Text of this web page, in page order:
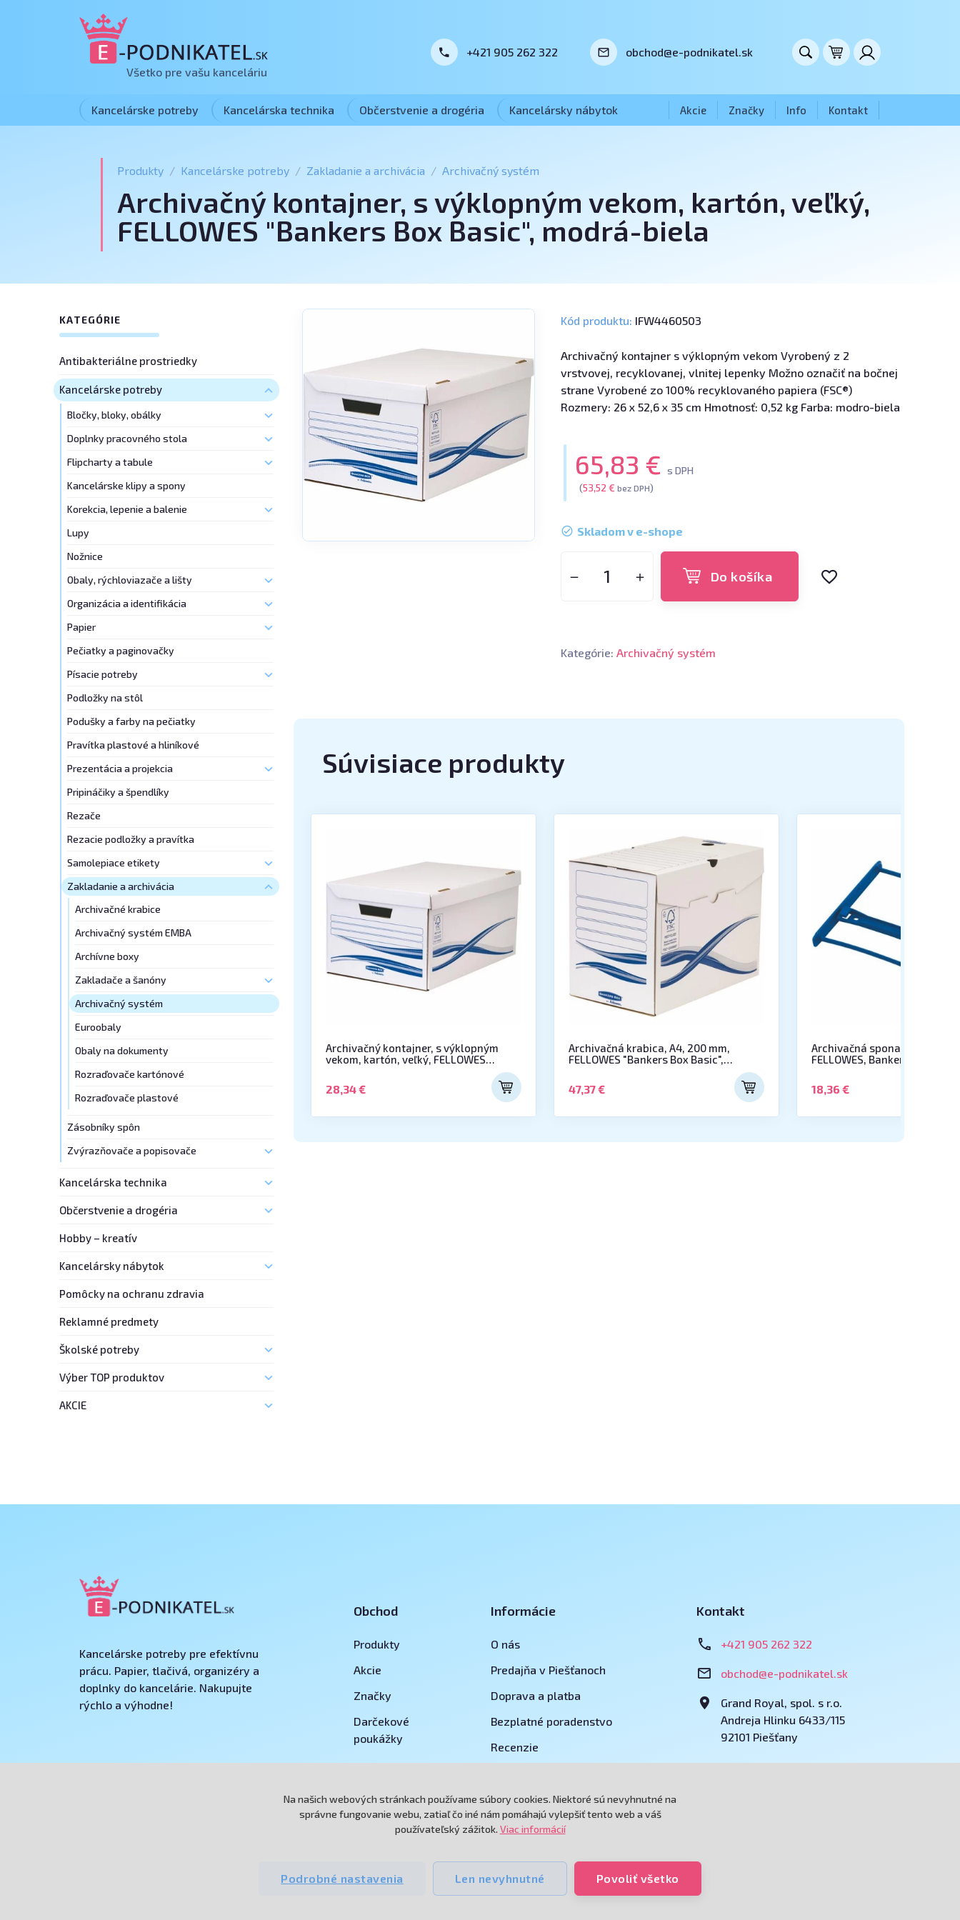
Všetko pre vašu kanceláriu
+421 905 262 322 obchod@e-podnikatel.sk
Kancelárske potreby Kancelárska technika Občerstvenie a drogéria Kancelársky nábytok Akcie Značky Info Kontakt
Produkty Kancelárske potreby Zakladanie a archivácia Archivačný systém
Archivačný kontajner, s výklopným vekom, kartón, veľký,
FELLOWES "Bankers Box Basic", modrá-biela
KATEGÓRIE
Antibakteriálne prostriedky
Kancelárske potreby
Bločky, bloky, obálky
Doplnky pracovného stola
Flipcharty a tabule
Kancelárske klipy a spony
Korekcia, lepenie a balenie
Lupy
Nožnice
Obaly, rýchloviazače a lišty
Organizácia a identifikácia
Papier
Pečiatky a paginovačky
Písacie potreby
Podložky na stôl
Podušky a farby na pečiatky
Pravítka plastové a hliníkové
Prezentácia a projekcia
Pripináčiky a špendlíky
Rezače
Rezacie podložky a pravítka
Samolepiace etikety
Zakladanie a archivácia
Archivačné krabice
Archivačný systém EMBA
Archívne boxy
Zakladače a šanóny
Archivačný systém
Euroobaly
Obaly na dokumenty
Rozraďovače kartónové
Rozraďovače plastové
Zásobníky spôn
Zvýrazňovače a popisovače
Kancelárska technika
Občerstvenie a drogéria
Hobby – kreatív
Kancelársky nábytok
Pomôcky na ochranu zdravia
Reklamné predmety
Školské potreby
Výber TOP produktov
AKCIE
Kód produktu: IFW4460503
Archivačný kontajner s výklopným vekom Vyrobený z 2
vrstvovej, recyklovanej, vlnitej lepenky Možno označiť na bočnej
strane Vyrobené zo 100% recyklovaného papiera (FSC®)
Rozmery: 26 x 52,6 x 35 cm Hmotnosť: 0,52 kg Farba: modro-biela
65,83 € s DPH
(53,52 € bez DPH)
Skladom v e-shope
Do košíka
Kategórie: Archivačný systém
Súvisiace produkty
Archivačný kontajner, s výklopným
vekom, kartón, veľký, FELLOWES
28,34 €
Archivačná krabica, A4, 200 mm,
FELLOWES "Bankers Box Basic",
47,37 €
Archivačná spona, plastová,
FELLOWES, Bankers Box®
18,36 €
Kancelárske potreby pre efektívnu
prácu. Papier, tlačivá, organizéry a
doplnky do kancelárie. Nakupujte
rýchlo a výhodne!
Obchod
Produkty
Akcie
Značky
Darčekové
poukážky
Informácie
O nás
Predajňa v Piešťanoch
Doprava a platba
Bezplatné poradenstvo
Recenzie
Obchodné podmienky
Ochrana osobných údajov
Kontakt
+421 905 262 322
obchod@e-podnikatel.sk
Grand Royal, spol. s r.o.
Andreja Hlinku 6433/115
92101 Piešťany
Na našich webových stránkach používame súbory cookies. Niektoré sú nevyhnutné na
správne fungovanie webu, zatiaľ čo iné nám pomáhajú vylepšiť tento web a váš
používateľský zážitok. Viac informácií
Podrobné nastavenia Len nevyhnutné Povoliť všetko